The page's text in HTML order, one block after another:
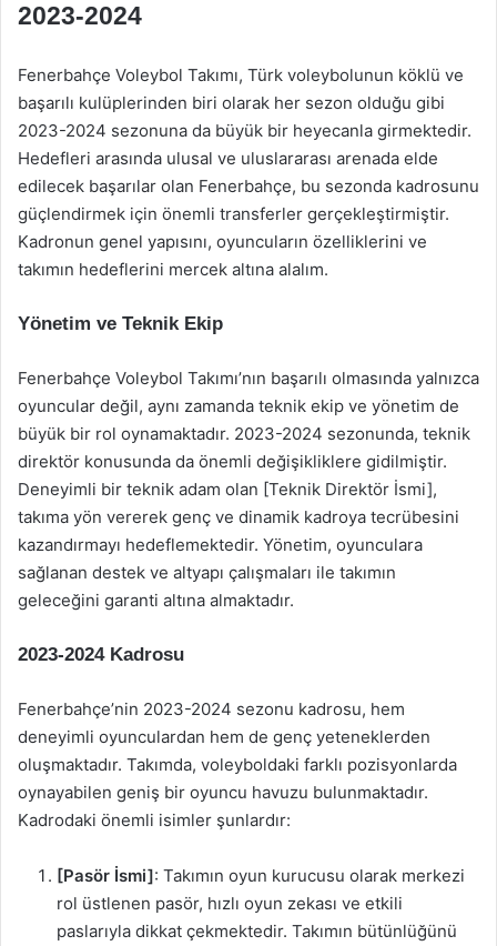
2023-2024
Fenerbahçe Voleybol Takımı, Türk voleybolunun köklü ve
başarılı kulüplerinden biri olarak her sezon olduğu gibi
2023-2024 sezonuna da büyük bir heyecanla girmektedir.
Hedefleri arasında ulusal ve uluslararası arenada elde
edilecek başarılar olan Fenerbahçe, bu sezonda kadrosunu
güçlendirmek için önemli transferler gerçekleştirmiştir.
Kadronun genel yapısını, oyuncuların özelliklerini ve
takımın hedeflerini mercek altına alalım.
Yönetim ve Teknik Ekip
Fenerbahçe Voleybol Takımı’nın başarılı olmasında yalnızca
oyuncular değil, aynı zamanda teknik ekip ve yönetim de
büyük bir rol oynamaktadır. 2023-2024 sezonunda, teknik
direktör konusunda da önemli değişikliklere gidilmiştir.
Deneyimli bir teknik adam olan [Teknik Direktör İsmi],
takıma yön vererek genç ve dinamik kadroya tecrübesini
kazandırmayı hedeflemektedir. Yönetim, oyunculara
sağlanan destek ve altyapı çalışmaları ile takımın
geleceğini garanti altına almaktadır.
2023-2024 Kadrosu
Fenerbahçe’nin 2023-2024 sezonu kadrosu, hem
deneyimli oyunculardan hem de genç yeteneklerden
oluşmaktadır. Takımda, voleyboldaki farklı pozisyonlarda
oynayabilen geniş bir oyuncu havuzu bulunmaktadır.
Kadrodaki önemli isimler şunlardır:
[Pasör İsmi]: Takımın oyun kurucusu olarak merkezi
rol üstlenen pasör, hızlı oyun zekası ve etkili
paslarıyla dikkat çekmektedir. Takımın bütünlüğünü